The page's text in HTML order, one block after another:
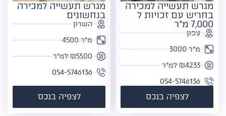
מגרש תעשייה למכירה
בחריש עם זכויות ל
7,000 מ"ר
צפון
מ"ר 3000
₪4233 למ"ר
054-5746136
לצפיה בנכס
מגרש תעשייה למכירה
בנחשונים
השרון
מ"ר 4500
₪5500 למ"ר
054-5746136
לצפיה בנכס